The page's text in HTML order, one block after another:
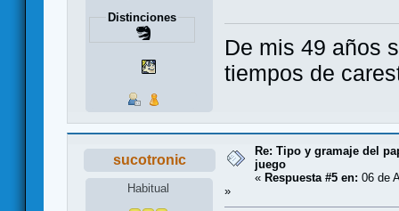
Distinciones
De mis 49 años
tiempos de
sucotronic
Habitual
Re: Tipo y gramaje del
juego
« Respuesta #5 en: 06 de
»